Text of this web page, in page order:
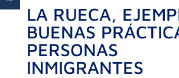
LA RUECA,
BUENAS
PERSONAS
INMIGRANTES